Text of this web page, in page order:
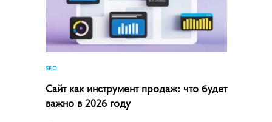
SEO
Сайт как инструмент продаж: что будет
важно в 2026 году